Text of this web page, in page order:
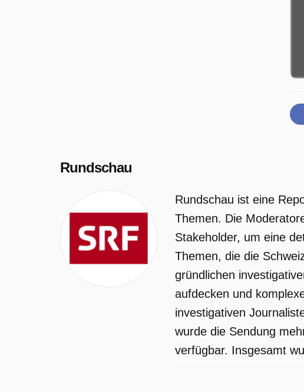
Rundschau
Rundschau ist eine
Themen. Die
Stakeholder, um eine
Themen, die die
gründlichen
aufdecken und
investigativen
wurde die Sendung
verfügbar. Insgesamt